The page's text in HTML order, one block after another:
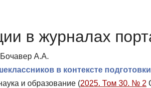
в журналах
А.А.
в контексте
и образование (2025. Том 30. № 2